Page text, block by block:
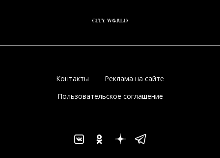
Контакты
Реклама на сайте
Пользовательское соглашение